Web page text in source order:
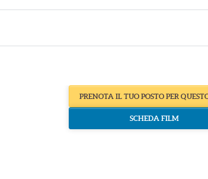
PRENOTA IL TUO POSTO PER
SCHEDA FILM